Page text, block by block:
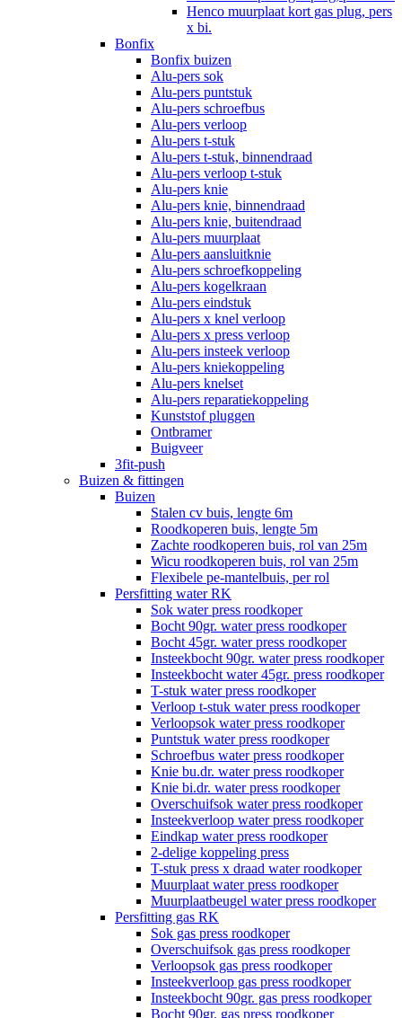
Henco muurplaat kort gas plug, pers
x bi.
Bonfix
Bonfix buizen
Alu-pers sok
Alu-pers puntstuk
Alu-pers schroefbus
Alu-pers verloop
Alu-pers t-stuk
Alu-pers t-stuk, binnendraad
Alu-pers verloop t-stuk
Alu-pers knie
Alu-pers knie, binnendraad
Alu-pers knie, buitendraad
Alu-pers muurplaat
Alu-pers aansluitknie
Alu-pers schroefkoppeling
Alu-pers kogelkraan
Alu-pers eindstuk
Alu-pers x knel verloop
Alu-pers x press verloop
Alu-pers insteek verloop
Alu-pers kniekoppeling
Alu-pers knelset
Alu-pers reparatiekoppeling
Kunststof pluggen
Ontbramer
Buigveer
3fit-push
Buizen & fittingen
Buizen
Stalen cv buis, lengte 6m
Roodkoperen buis, lengte 5m
Zachte roodkoperen buis, rol van 25m
Wicu roodkoperen buis, rol van 25m
Flexibele pe-mantelbuis, per rol
Persfitting water RK
Sok water press roodkoper
Bocht 90gr. water press roodkoper
Bocht 45gr. water press roodkoper
Insteekbocht 90gr. water press roodkoper
Insteekbocht water 45gr. press roodkoper
T-stuk water press roodkoper
Verloop t-stuk water press roodkoper
Verloopsok water press roodkoper
Puntstuk water press roodkoper
Schroefbus water press roodkoper
Knie bu.dr. water press roodkoper
Knie bi.dr. water press roodkoper
Overschuifsok water press roodkoper
Insteekverloop water press roodkoper
Eindkap water press roodkoper
2-delige koppeling press
T-stuk press x draad water roodkoper
Muurplaat water press roodkoper
Muurplaatbeugel water press roodkoper
Persfitting gas RK
Sok gas press roodkoper
Overschuifsok gas press roodkoper
Verloopsok gas press roodkoper
Insteekverloop gas press roodkoper
Insteekbocht 90gr. gas press roodkoper
Bocht 90gr. gas press roodkoper